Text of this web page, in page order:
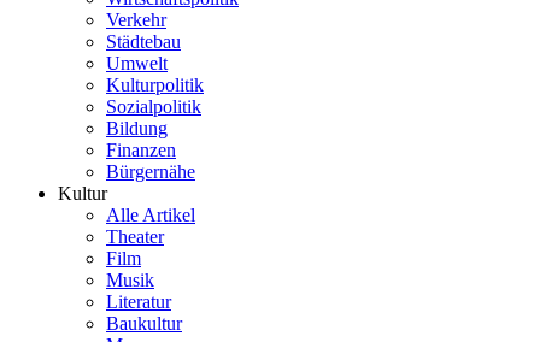
Verkehr
Städtebau
Umwelt
Kulturpolitik
Sozialpolitik
Bildung
Finanzen
Bürgernähe
Kultur
Alle Artikel
Theater
Film
Musik
Literatur
Baukultur